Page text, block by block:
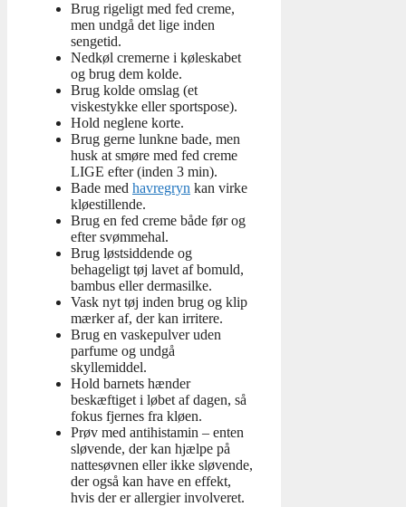
Brug rigeligt med fed creme,
men undgå det lige inden
sengetid.
Nedkøl cremerne i køleskabet
og brug dem kolde.
Brug kolde omslag (et
viskestykke eller sportspose).
Hold neglene korte.
Brug gerne lunkne bade, men
husk at smøre med fed creme
LIGE efter (inden 3 min).
Bade med havregryn kan virke
kløestillende.
Brug en fed creme både før og
efter svømmehal.
Brug løstsiddende og
behageligt tøj lavet af bomuld,
bambus eller dermasilke.
Vask nyt tøj inden brug og klip
mærker af, der kan irritere.
Brug en vaskepulver uden
parfume og undgå
skyllemiddel.
Hold barnets hænder
beskæftiget i løbet af dagen, så
fokus fjernes fra kløen.
Prøv med antihistamin – enten
sløvende, der kan hjælpe på
nattesøvnen eller ikke sløvende,
der også kan have en effekt,
hvis der er allergier involveret.